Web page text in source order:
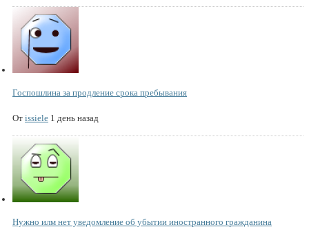
Госпошлина за продление срока пребывания
От issiele 1 день назад
Нужно илм нет уведомление об убытии иностранного гражданина